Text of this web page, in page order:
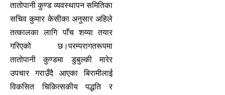
तातोपानी कुण्ड व्यवस्थापन समितिका
सचिव कुमार केसीका अनुसार अहिले
तत्कालका लागि पाँच शय्या तयार
गरिएको छ।परम्परागतरूपमा
तातोपानी कुण्डमा डुबुल्की मारेर
उपचार गराउँदै आएका बिरामीलाई
विकसित चिकित्सकीय पद्धति र